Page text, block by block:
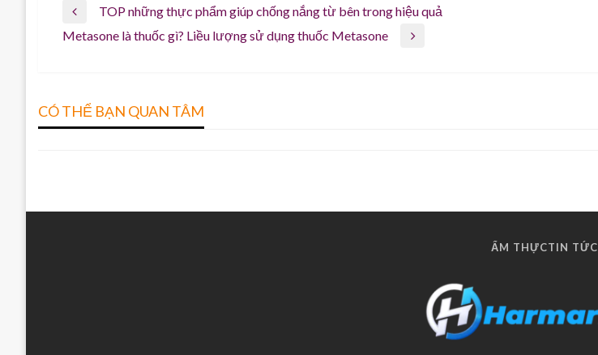
Điều
bài
Previous
Post
TOP những thực phẩm giúp chống nắng từ bên trong hiệu quả
Next
Metasone là thuốc gì? Liều lượng sử dụng thuốc Metasone
CÓ THỂ BẠN QUAN TÂM
không?
Tháng 12 22, 2023
TIN TỨC
giản
ẨM THỰCTIN TỨC